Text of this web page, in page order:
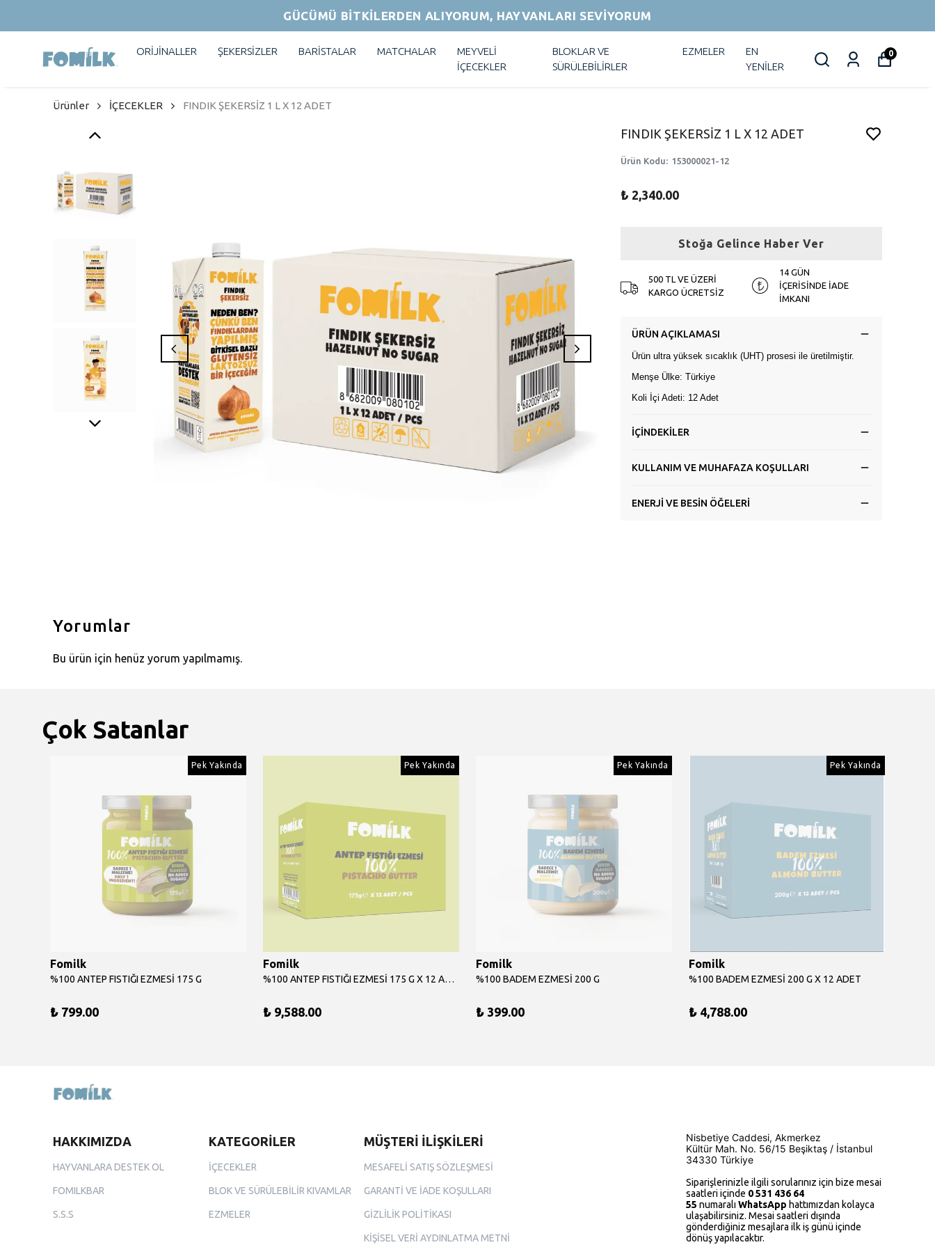
GÜCÜMÜ BİTKİLERDEN ALIYORUM, HAYVANLARI SEVİYORUM
ORİJİNALLER ŞEKERSİZLER BARİSTALAR MATCHALAR
MEYVELİ
İÇECEKLER
BLOKLAR VE
SÜRÜLEBİLİRLER
EZMELER
EN
YENİLER
0
Ürünler İÇECEKLER FINDIK ŞEKERSİZ 1 L X 12 ADET
FINDIK ŞEKERSİZ 1 L X 12 ADET
Ürün Kodu: 153000021-12
₺ 2,340.00
Stoğa Gelince Haber Ver
500 TL VE ÜZERİ
KARGO ÜCRETSİZ
14 GÜN
İÇERİSİNDE İADE
İMKANI
ÜRÜN AÇIKLAMASI
Ürün ultra yüksek sıcaklık (UHT) prosesi ile üretilmiştir.
Menşe Ülke: Türkiye
Koli İçi Adeti: 12 Adet
İÇİNDEKİLER
KULLANIM VE MUHAFAZA KOŞULLARI
ENERJİ VE BESİN ÖĞELERİ
Yorumlar
Bu ürün için henüz yorum yapılmamış.
Çok Satanlar
Pek Yakında
Fomilk
%100 ANTEP FISTIĞI EZMESİ 175 G
₺ 799.00
Pek Yakında
Fomilk
%100 ANTEP FISTIĞI EZMESİ 175 G X 12 ADET
₺ 9,588.00
Pek Yakında
Fomilk
%100 BADEM EZMESİ 200 G
₺ 399.00
Pek Yakında
Fomilk
%100 BADEM EZMESİ 200 G X 12 ADET
₺ 4,788.00
HAKKIMIZDA
HAYVANLARA DESTEK OL
FOMILKBAR
S.S.S
KATEGORİLER
İÇECEKLER
BLOK VE SÜRÜLEBİLİR KIVAMLAR
EZMELER
MÜŞTERİ İLİŞKİLERİ
MESAFELİ SATIŞ SÖZLEŞMESİ
GARANTİ VE İADE KOŞULLARI
GİZLİLİK POLİTİKASI
KİŞİSEL VERİ AYDINLATMA METNİ
Nisbetiye Caddesi, Akmerkez
Kültür Mah. No. 56/15 Beşiktaş / İstanbul
34330 Türkiye
Siparişlerinizle ilgili sorularınız için bize mesai
saatleri içinde 0 531 436 64
55 numaralıWhatsApp hattımızdan kolayca
ulaşabilirsiniz. Mesai saatleri dışında
gönderdiğiniz mesajlara ilk iş günü içinde
dönüş yapılacaktır.